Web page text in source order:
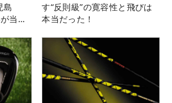
島
当た
す“反則級”の寛容性と飛びは
本当だった！